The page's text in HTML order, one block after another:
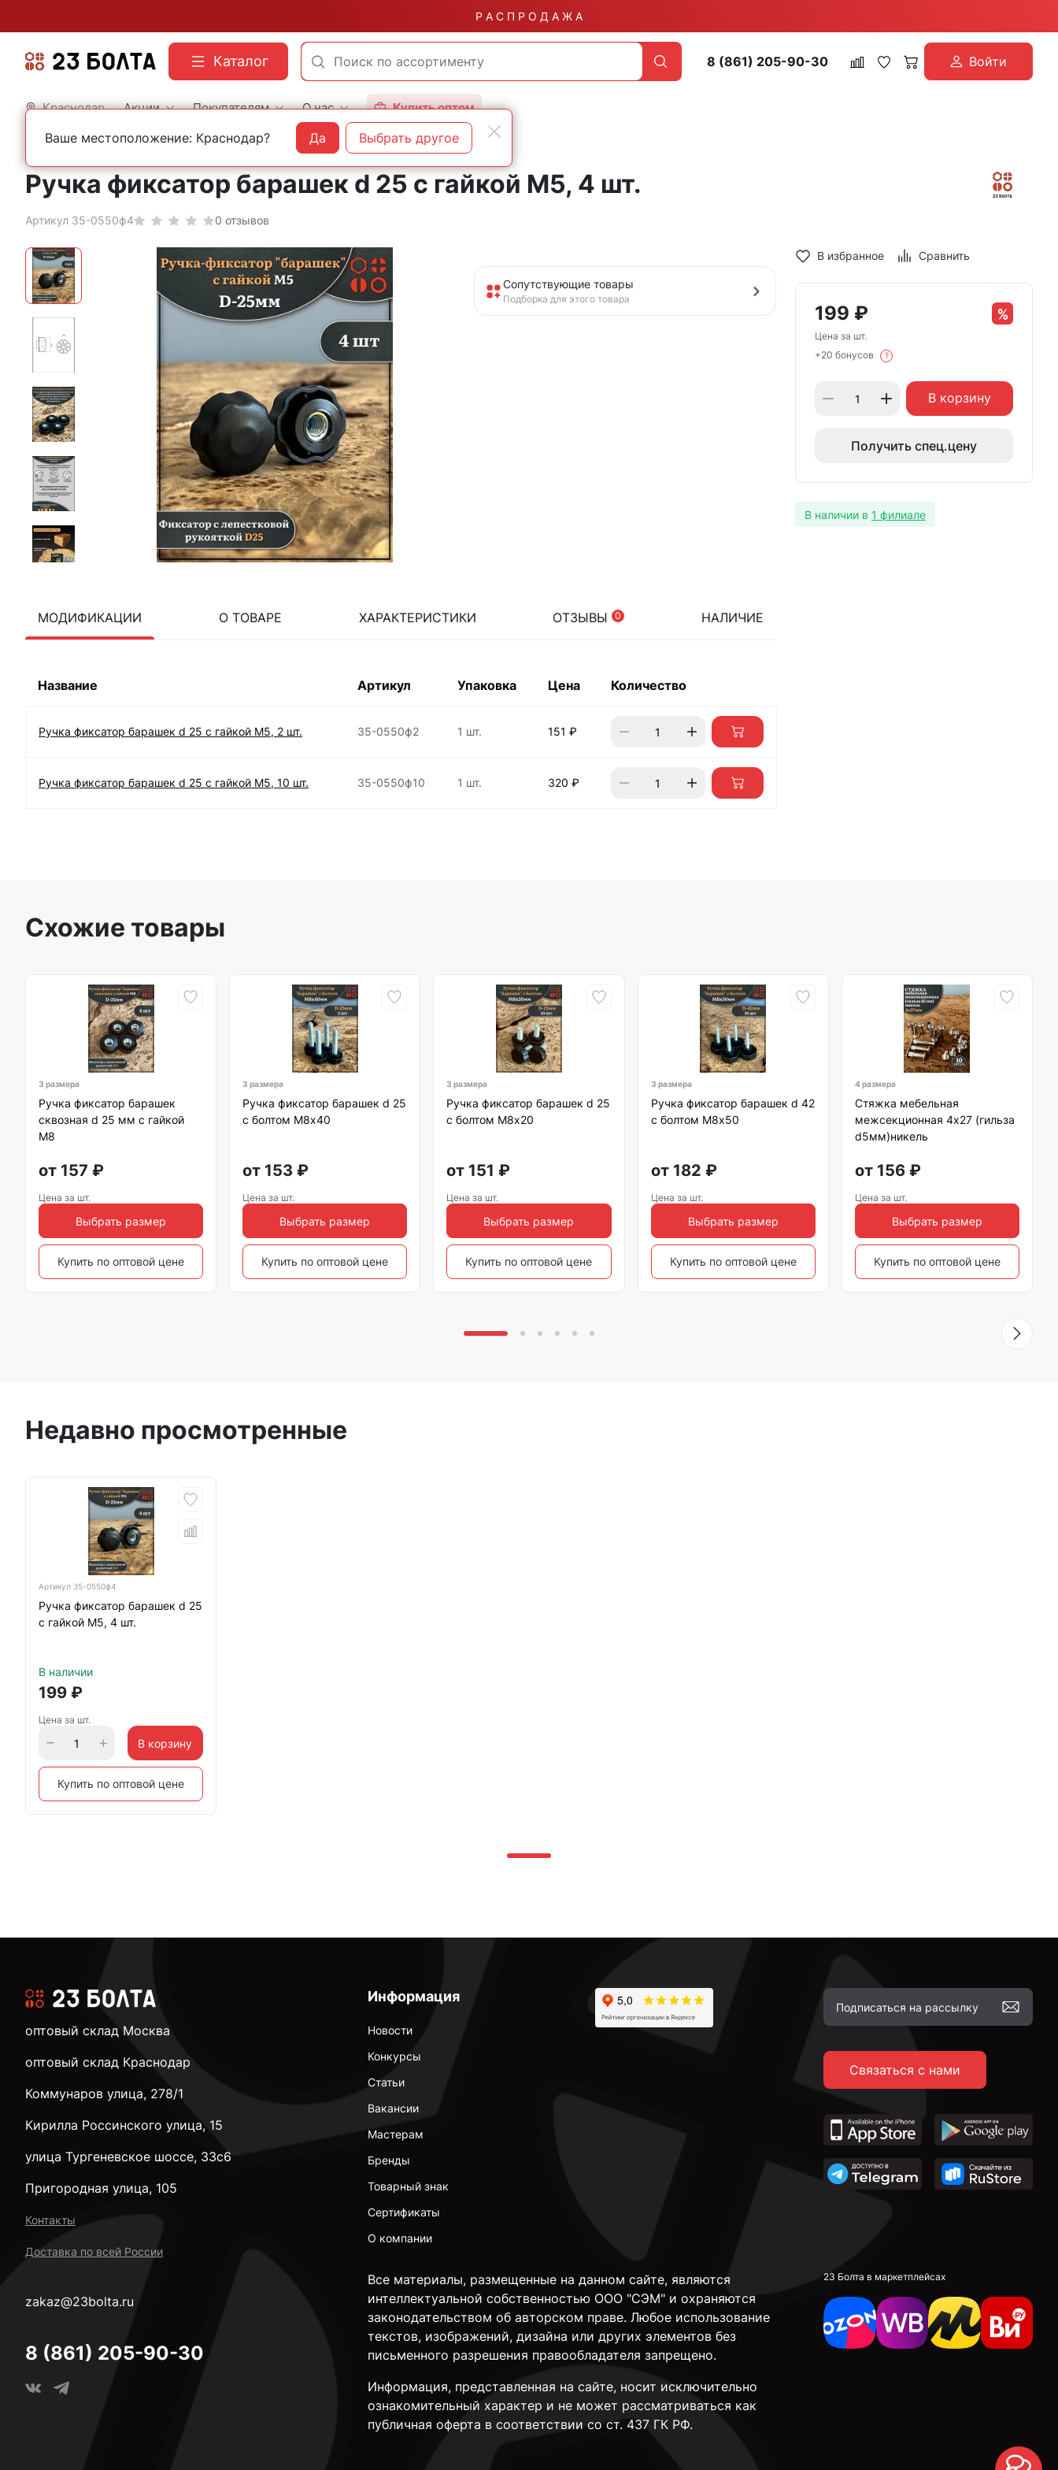
Р А С П Р О Д А Ж А
Каталог 8 (861) 205-90-30 Войти
Краснодар Акции Покупателям О нас Купить оптом
Главная Фасованный крепеж Мебельный крепеж
Ручка фиксатор барашек d 25 с гайкой М5, 4 шт.
Артикул 35-0550ф4 0 отзывов
Сопутствующие товары
Подборка для этого товара
МОДИФИКАЦИИ О ТОВАРЕ ХАРАКТЕРИСТИКИ ОТЗЫВЫ 0 НАЛИЧИЕ
Название Артикул Упаковка Цена Количество
Ручка фиксатор барашек d 25 с гайкой М5, 2 шт. 35-0550ф2 1 шт. 151 ₽
Ручка фиксатор барашек d 25 с гайкой М5, 10 шт. 35-0550ф10 1 шт. 320 ₽
В избранное Сравнить
199 ₽
Цена за шт.
+20 бонусов
?
В корзину
Получить спец.цену
В наличии в 1 филиале
Схожие товары
3 размера
Ручка фиксатор барашек
сквозная d 25 мм с гайкой
М8
от 157 ₽
Цена за шт.
Выбрать размер
Купить по оптовой цене
3 размера
Ручка фиксатор барашек d 25
с болтом М8х40
от 153 ₽
Цена за шт.
Выбрать размер
Купить по оптовой цене
3 размера
Ручка фиксатор барашек d 25
с болтом М8х20
от 151 ₽
Цена за шт.
Выбрать размер
Купить по оптовой цене
3 размера
Ручка фиксатор барашек d 42
с болтом М8х50
от 182 ₽
Цена за шт.
Выбрать размер
Купить по оптовой цене
4 размера
Стяжка мебельная
межсекционная 4х27 (гильза
d5мм)никель
от 156₽
Цена за шт.
Выбрать размер
Купить по оптовой цене
Недавно просмотренные
Артикул 35-0550ф4
Ручка фиксатор барашек d 25
с гайкой М5, 4 шт.
В наличии
199 ₽
Цена за шт.
В корзину
Купить по оптовой цене
Информация
Новости
Конкурсы
Статьи
Вакансии
Мастерам
Бренды
Товарный знак
Сертификаты
О компании
Связаться с нами
Все материалы, размещенные на данном сайте, являются
интеллектуальной собственностью ООО "СЭМ" и охраняются
законодательством об авторском праве. Любое использование
текстов, изображений, дизайна или других элементов без
письменного разрешения правообладателя запрещено.
Информация, представленная на сайте, носит исключительно
ознакомительный характер и не может рассматриваться как
публичная оферта в соответствии со ст. 437 ГК РФ.
23 Болта в маркетплейсах
оптовый склад Москва
оптовый склад Краснодар
Коммунаров улица, 278/1
Кирилла Россинского улица, 15
улица Тургеневское шоссе, 33с6
Пригородная улица, 105
Контакты
Доставка по всей России
zakaz@23bolta.ru
8 (861) 205-90-30
Ваше местоположение: Краснодар? Да Выбрать другое